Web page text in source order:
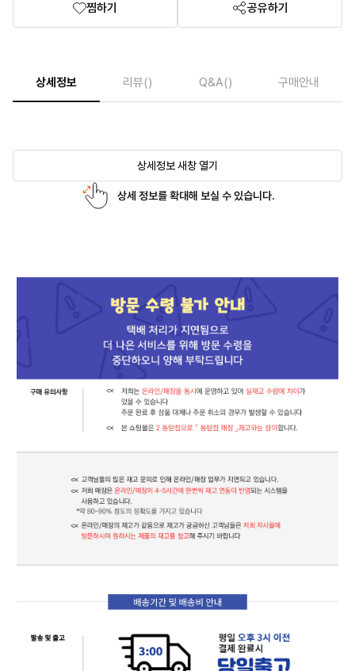
찜하기 공유하기
상세정보 리뷰() Q&A() 구매안내
상세정보 새창 열기
상세 정보를 확대해 보실 수 있습니다.